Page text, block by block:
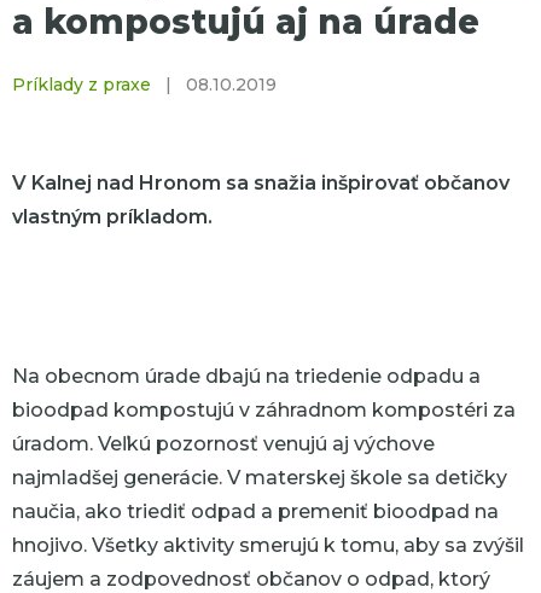
a kompostujú aj na úrade
Príklady z praxe 08.10.2019
V Kalnej nad Hronom sa snažia inšpirovať občanov
vlastným príkladom.
Na obecnom úrade dbajú na triedenie odpadu a
bioodpad kompostujú v záhradnom kompostéri za
úradom. Veľkú pozornosť venujú aj výchove
najmladšej generácie. V materskej škole sa detičky
naučia, ako triediť odpad a premeniť bioodpad na
hnojivo. Všetky aktivity smerujú k tomu, aby sa zvýšil
záujem a zodpovednosť občanov o odpad, ktorý